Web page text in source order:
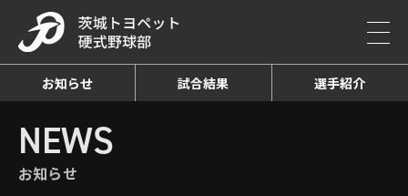
お知らせ 試合結果 選手紹介
HOME お知らせ詳細
NEWS
お知らせ